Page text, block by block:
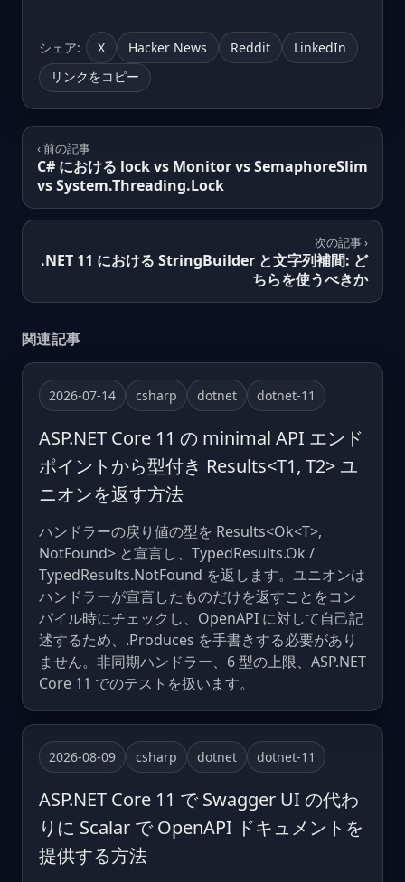
シェア: X Hacker News Reddit LinkedIn
リンクをコピー
‹ 前の記事
C# における lock vs Monitor vs SemaphoreSlim
vs System.Threading.Lock
次の記事 ›
.NET 11 における StringBuilder と文字列補間: ど
ちらを使うべきか
関連記事
2026-07-14 csharp dotnet dotnet-11
ASP.NET Core 11 の minimal API エンド
ポイントから型付き Results<T1, T2> ユ
ニオンを返す方法
ハンドラーの戻り値の型を Results<Ok<T>,
NotFound> と宣言し、TypedResults.Ok /
TypedResults.NotFound を返します。ユニオンは
ハンドラーが宣言したものだけを返すことをコン
パイル時にチェックし、OpenAPI に対して自己記
述するため、.Produces を手書きする必要があり
ません。非同期ハンドラー、6 型の上限、ASP.NET
Core 11 でのテストを扱います。
2026-08-09 csharp dotnet dotnet-11
ASP.NET Core 11 で Swagger UI の代わ
りに Scalar で OpenAPI ドキュメントを
提供する方法